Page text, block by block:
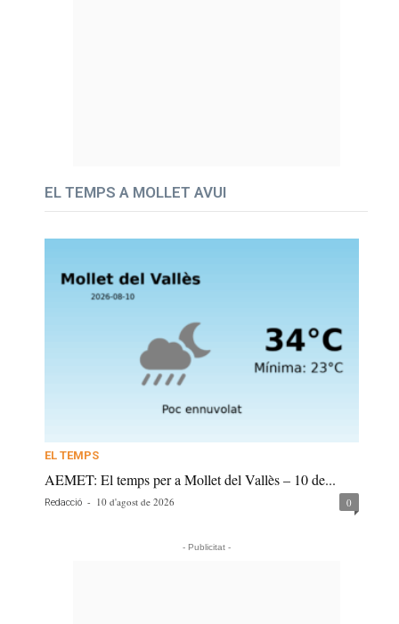
EL TEMPS A MOLLET AVUI
EL TEMPS
AEMET: El temps per a Mollet del Vallès – 10 de...
Redacció - 10 d'agost de 2026 0
- Publicitat -